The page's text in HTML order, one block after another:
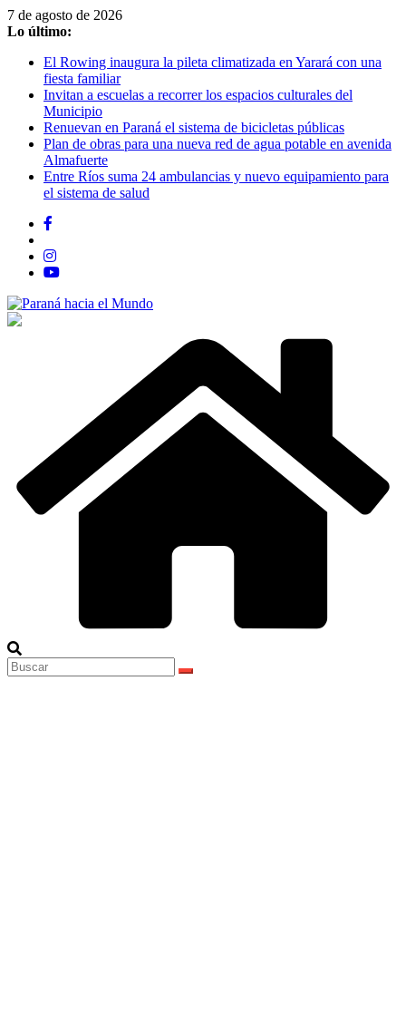
Saltar
al
7 de agosto de 2026
Lo último:
El Rowing inaugura la pileta climatizada en Yarará con una
fiesta familiar
Invitan a escuelas a recorrer los espacios culturales del
Municipio
Renuevan en Paraná el sistema de bicicletas públicas
Plan de obras para una nueva red de agua potable en avenida
Almafuerte
Entre Ríos suma 24 ambulancias y nuevo equipamiento para
el sistema de salud